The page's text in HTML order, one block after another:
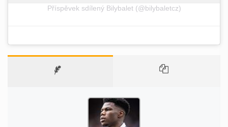
Příspěvek sdílený Bilybalet (@bilybaletcz)